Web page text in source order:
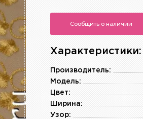
Сообщить о наличии
Характеристики:
Производитель:
Модель:
Цвет:
Ширина:
Узор: